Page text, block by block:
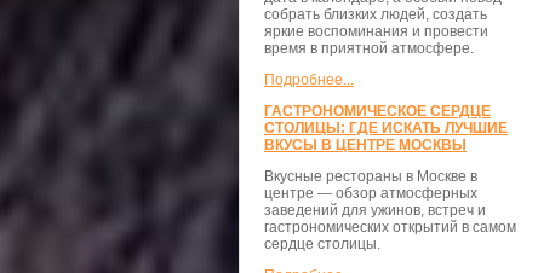
собрать близких людей, создать
яркие воспоминания и провести
время в приятной атмосфере.
Подробнее...
ГАСТРОНОМИЧЕСКОЕ СЕРДЦЕ
СТОЛИЦЫ: ГДЕ ИСКАТЬ ЛУЧШИЕ
ВКУСЫ В ЦЕНТРЕ МОСКВЫ
Вкусные рестораны в Москве в
центре — обзор атмосферных
заведений для ужинов, встреч и
гастрономических открытий в самом
сердце столицы.